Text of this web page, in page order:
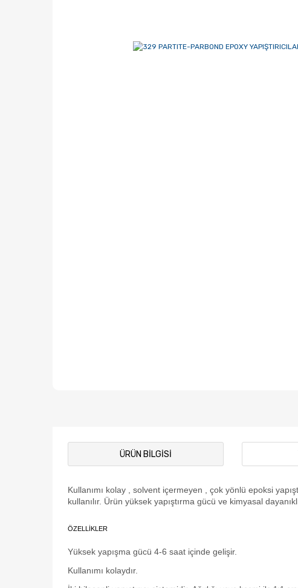
ÜRÜN BILGISI
Kullanımı kolay , solvent içermeyen , çok yönlü epoksi
kullanılır. Ürün yüksek yapıştırma gücü ve kimyasal
ÖZELLİKLER
Yüksek yapışma gücü 4-6 saat içinde gelişir.
Kullanımı kolaydır.